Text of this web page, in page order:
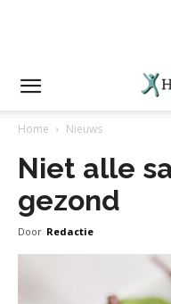
Home Nieuws
Niet alle
gezond
Door Redactie